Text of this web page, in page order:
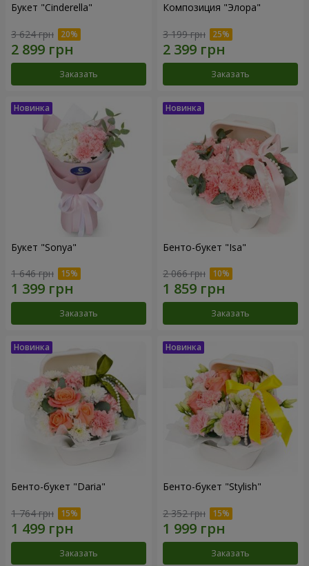
Букет "Cinderella"
3 624 грн
Заказать
Композиция "Элора"
3 199 грн
Заказать
Букет "Sonya"
1 646 грн
Заказать
Бенто-букет "Isa"
2 066 грн
Заказать
Бенто-букет "Daria"
1 764 грн
Заказать
Бенто-букет "Stylish"
2 352 грн
Заказать